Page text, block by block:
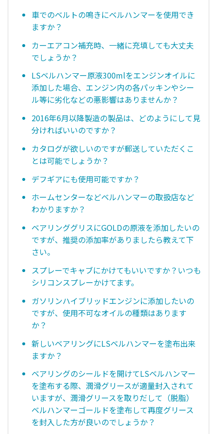
車でのベルトの鳴きにベルハンマーを使用でき
ますか？
カーエアコン補充時、一緒に充填しても大丈夫
でしょうか？
LSベルハンマー原液300mlをエンジンオイルに
添加した場合、エンジン内の各パッキンやシー
ル等に劣化などの悪影響はありませんか？
2016年6月以降製造の製品は、どのようにして見
分ければいいのですか？
カタログが欲しいのですが郵送していただくこ
とは可能でしょうか？
デフギアにも使用可能ですか？
ホームセンターなどベルハンマーの取扱店など
わかりますか？
ベアリンググリスにGOLDの原液を添加したいの
ですが、推奨の添加率がありましたら教えて下
さい。
スプレーでキャブにかけてもいいですか？いつも
シリコンスプレーかけてます。
ガソリンハイブリッドエンジンに添加したいの
ですが、使用不可なオイルの種類はあります
か？
新しいベアリングにLSベルハンマーを塗布出来
ますか？
ベアリングのシールドを開けてLSベルハンマー
を塗布する際、潤滑グリースが適量封入されて
いますが、潤滑グリースを取りだして（脱脂）
ベルハンマーゴールドを塗布して再度グリース
を封入した方が良いのでしょうか？